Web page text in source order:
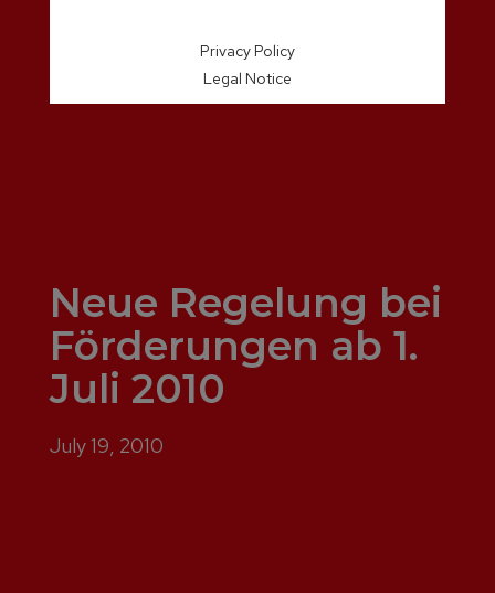
Neue Regelung bei
Förderungen ab 1.
Juli 2010
July 19, 2010
Privacy Policy
Legal Notice